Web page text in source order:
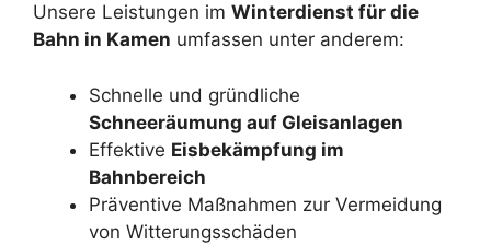
Unsere Leistungen im Winterdienst für die
Bahn in Kamen umfassen unter anderem:
Schnelle und gründliche
Schneeräumung auf Gleisanlagen
Effektive Eisbekämpfung im
Bahnbereich
Präventive Maßnahmen zur Vermeidung
von Witterungsschäden